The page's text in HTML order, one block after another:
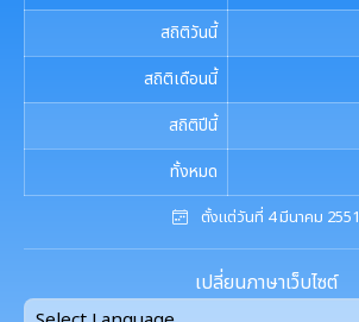
สถิติวันนี้
สถิติเดือนนี้
สถิติปีนี้
ทั้งหมด
ตั้งแต่วันที่ 4 มีนาคม 2551
เปลี่ยนภาษาเว็บไซต์